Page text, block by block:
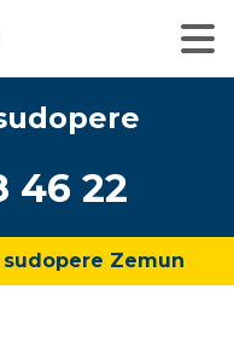
46 22
Zemun